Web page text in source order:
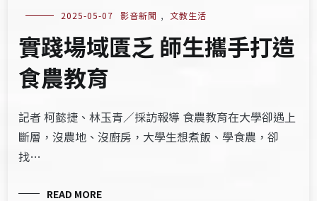
2025-05-07 影音新聞 , 文教生活
實踐場域匱乏 師生攜手打造
食農教育
記者 柯懿捷、林玉青／採訪報導 食農教育在大學卻遇上
斷層，沒農地、沒廚房，大學生想煮飯、學食農，卻
找…
READ MORE